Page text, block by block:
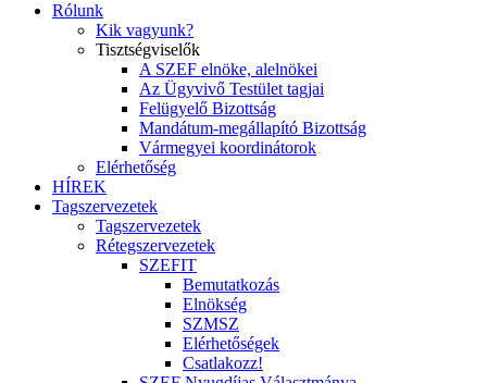
Rólunk
Kik vagyunk?
Tisztségviselők
A SZEF elnöke, alelnökei
Az Ügyvivő Testület tagjai
Felügyelő Bizottság
Mandátum-megállapító Bizottság
Vármegyei koordinátorok
Elérhetőség
HÍREK
Tagszervezetek
Tagszervezetek
Rétegszervezetek
SZEFIT
Bemutatkozás
Elnökség
SZMSZ
Elérhetőségek
Csatlakozz!